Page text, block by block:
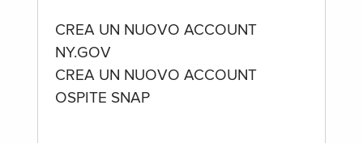
CREA UN NUOVO ACCOUNT
NY.GOV
CREA UN NUOVO ACCOUNT
OSPITE SNAP